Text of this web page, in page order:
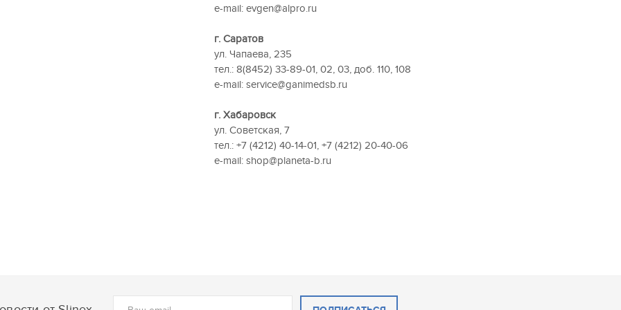
e-mail: evgen@alpro.ru
г. Саратов
ул. Чапаева, 235
тел.: 8(8452) 33-89-01, 02, 03, доб. 110, 108
e-mail: service@ganimedsb.ru
г. Хабаровск
ул. Советская, 7
тел.: +7 (4212) 40-14-01, +7 (4212) 20-40-06
e-mail: shop@planeta-b.ru